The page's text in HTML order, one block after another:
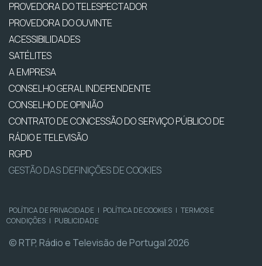
PROVEDORA DO TELESPECTADOR
PROVEDORA DO OUVINTE
ACESSIBILIDADES
SATÉLITES
A EMPRESA
CONSELHO GERAL INDEPENDENTE
CONSELHO DE OPINIÃO
CONTRATO DE CONCESSÃO DO SERVIÇO PÚBLICO DE
RÁDIO E TELEVISÃO
RGPD
GESTÃO DAS DEFINIÇÕES DE COOKIES
POLÍTICA DE PRIVACIDADE | POLÍTICA DE COOKIES | TERMOS E
CONDIÇÕES | PUBLICIDADE
© RTP, Rádio e Televisão de Portugal 2026